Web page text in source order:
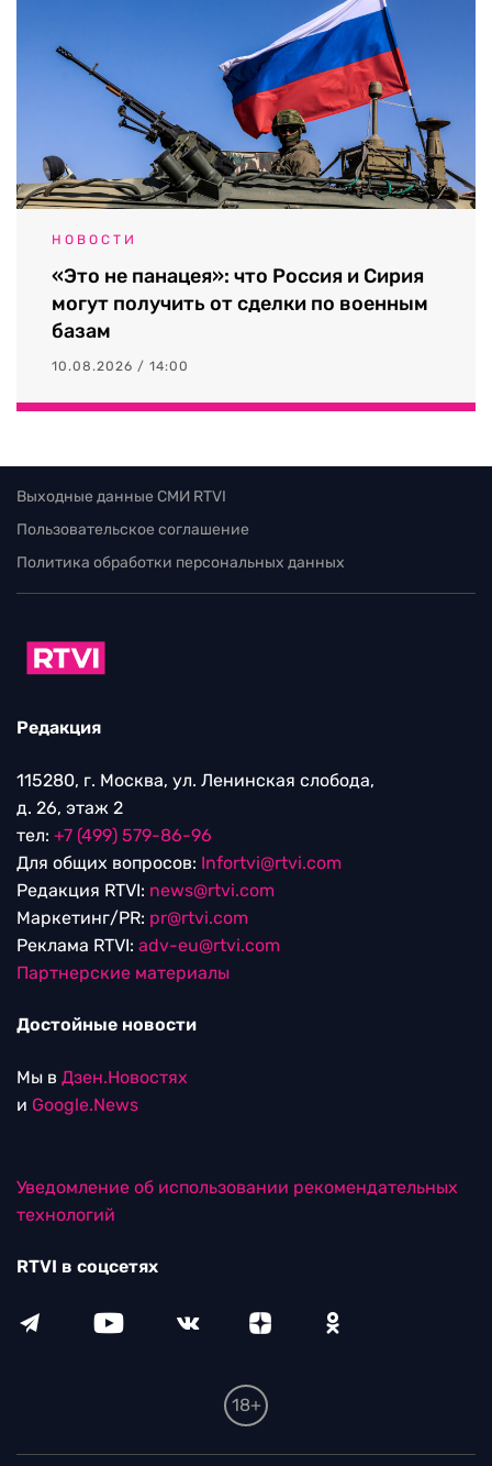
НОВОСТИ
«Это не панацея»: что Россия и Сирия
могут получить от сделки по военным
базам
10.08.2026 / 14:00
Выходные данные СМИ RTVI
Пользовательское соглашение
Политика обработки персональных данных
Редакция
115280, г. Москва, ул. Ленинская слобода,
д. 26, этаж 2
тел: +7 (499) 579-86-96
Для общих вопросов: Infortvi@rtvi.com
Редакция RTVI: news@rtvi.com
Маркетинг/PR: pr@rtvi.com
Реклама RTVI: adv-eu@rtvi.com
Партнерские материалы
Достойные новости
Мы в Дзен.Новостях
и Google.News
Уведомление об использовании рекомендательных
технологий
RTVI в соцсетях
18+